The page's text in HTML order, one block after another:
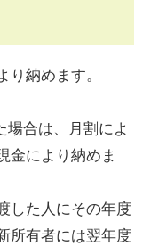
納めます。
場合は、月割によ
金により納めま
した人にその年度
所有者には翌年度